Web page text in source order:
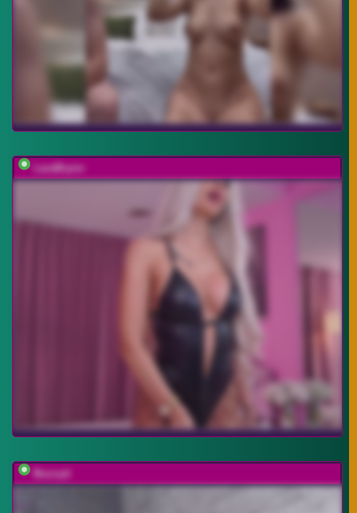
LaraBrynn
Buzzyd